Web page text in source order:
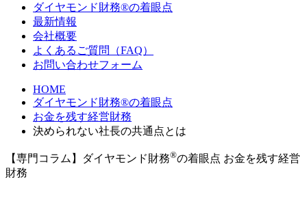
ダイヤモンド財務®の着眼点
最新情報
会社概要
よくあるご質問（FAQ）
お問い合わせフォーム
HOME
ダイヤモンド財務®の着眼点
お金を残す経営財務
決められない社長の共通点とは
【専門コラム】ダイヤモンド財務®の着眼点 お金を残す経営
財務